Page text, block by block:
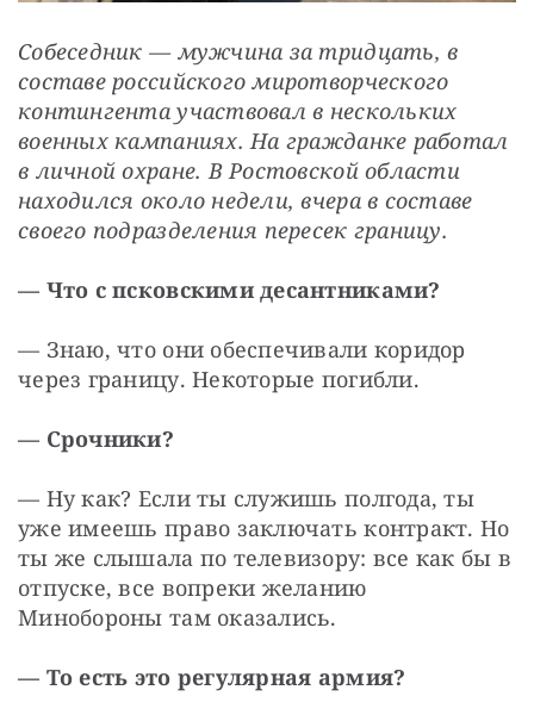
Собеседник — мужчина за тридцать, в
составе российского миротворческого
контингента участвовал в нескольких
военных кампаниях. На гражданке работал
в личной охране. В Ростовской области
находился около недели, вчера в составе
своего подразделения пересек границу.
— Что с псковскими десантниками?
— Знаю, что они обеспечивали коридор
через границу. Некоторые погибли.
— Срочники?
— Ну как? Если ты служишь полгода, ты
уже имеешь право заключать контракт. Но
ты же слышала по телевизору: все как бы в
отпуске, все вопреки желанию
Минобороны там оказались.
— То есть это регулярная армия?